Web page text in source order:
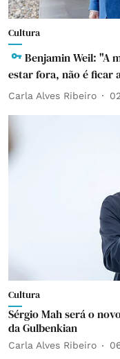
Cultura
Benjamin Weil: "A
estar fora, não é ficar
Carla Alves Ribeiro
Cultura
Sérgio Mah será o
da Gulbenkian
Carla Alves Ribeiro